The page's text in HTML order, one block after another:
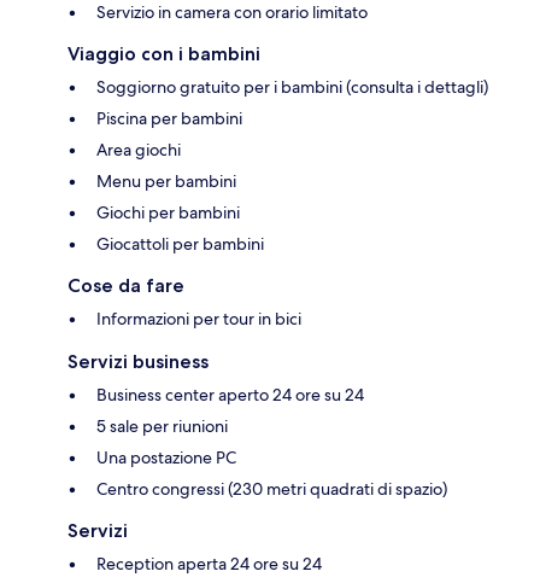
Servizio in camera con orario limitato
Viaggio con i bambini
Soggiorno gratuito per i bambini (consulta i dettagli)
Piscina per bambini
Area giochi
Menu per bambini
Giochi per bambini
Giocattoli per bambini
Cose da fare
Informazioni per tour in bici
Servizi business
Business center aperto 24 ore su 24
5 sale per riunioni
Una postazione PC
Centro congressi (230 metri quadrati di spazio)
Servizi
Reception aperta 24 ore su 24